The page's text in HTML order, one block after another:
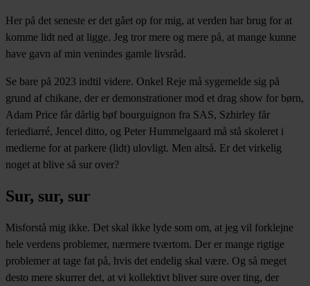
Her på det seneste er det gået op for mig, at verden har brug for at
komme lidt ned at ligge. Jeg tror mere og mere på, at mange kunne
have gavn af min venindes gamle livsråd.
Se bare på 2023 indtil videre. Onkel Reje må sygemelde sig på
grund af chikane, der er demonstrationer mod et drag show for børn,
Adam Price får dårlig bøf bourguignon fra SAS, Szhirley får
feriediarré, Jencel ditto, og Peter Hummelgaard må stå skoleret i
medierne for at parkere (lidt) ulovligt. Men altså. Er det virkelig
noget at blive så sur over?
Sur, sur, sur
Misforstå mig ikke. Det skal ikke lyde som om, at jeg vil forklejne
hele verdens problemer, nærmere tværtom. Der er mange rigtige
problemer at tage fat på, hvis det endelig skal være. Og så meget
desto mere skurrer det, at vi kollektivt bliver sure over ting, der